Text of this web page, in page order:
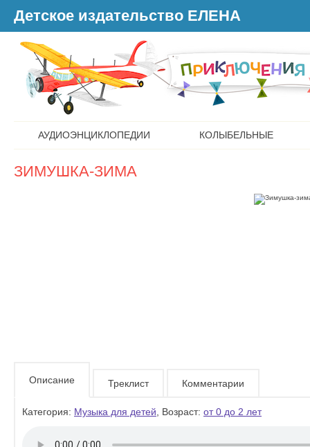
Детское издательство ЕЛЕНА
АУДИОЭНЦИКЛОПЕДИИ КОЛЫБЕЛЬНЫЕ
ЗИМУШКА-ЗИМА
Описание Треклист Комментарии
Категория: Музыка для детей , Возраст: от 0 до 2 лет